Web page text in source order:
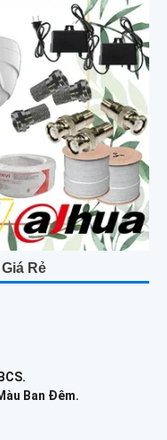
Rẻ
Ban Ðêm.